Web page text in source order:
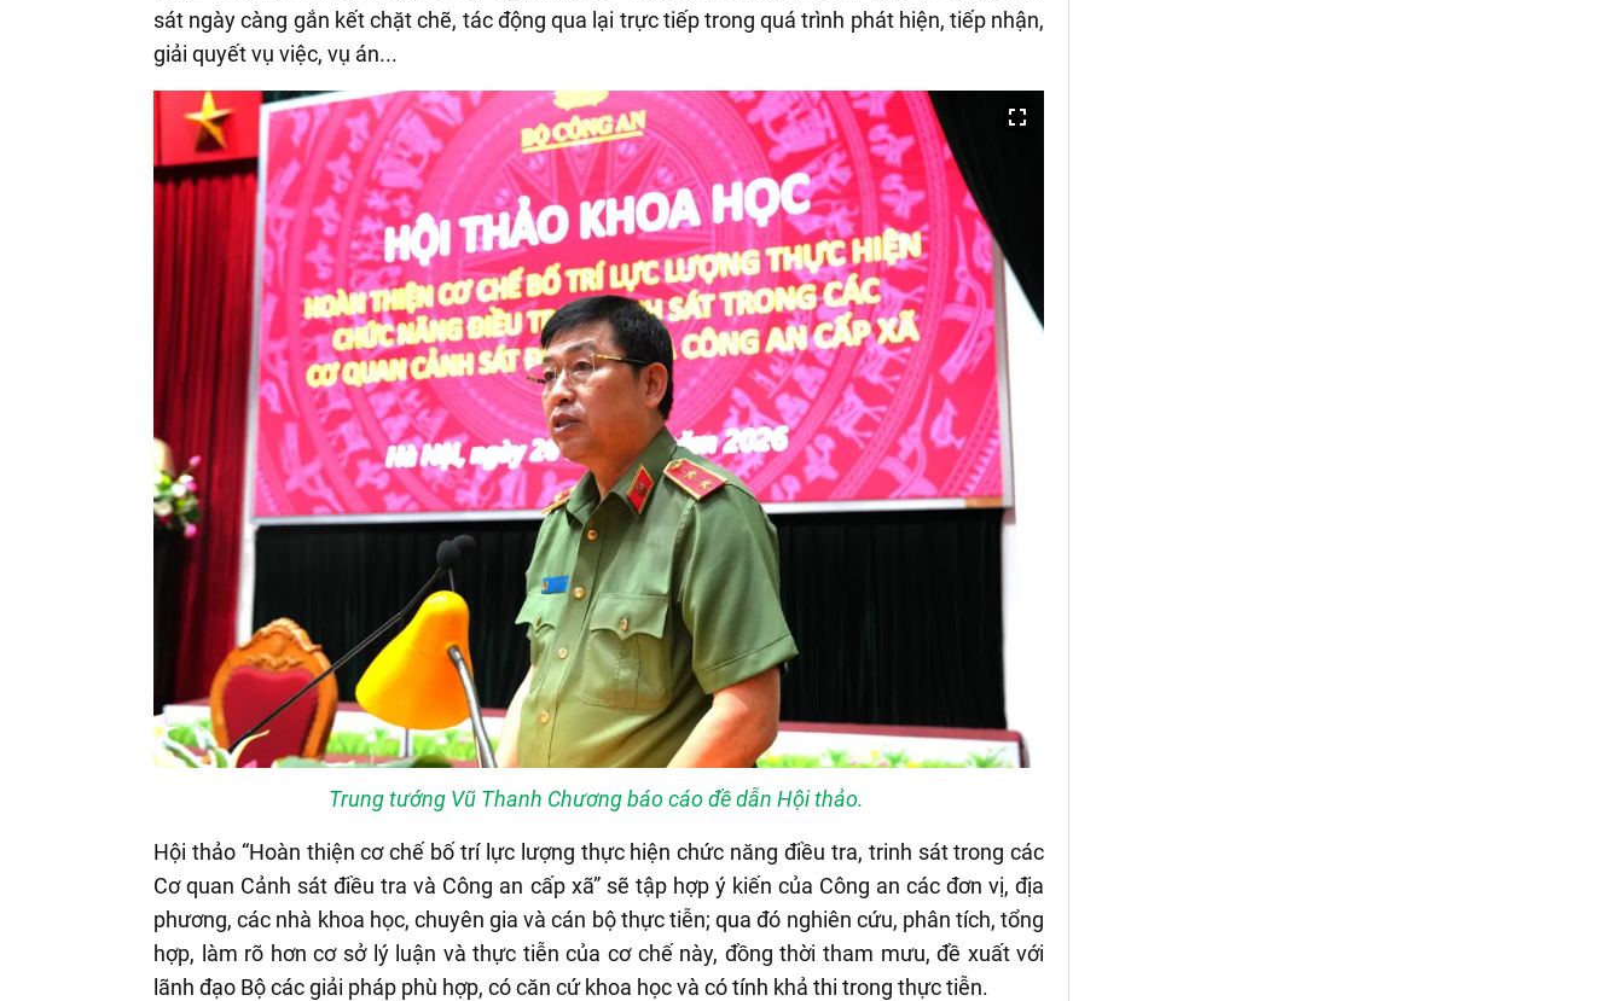
sát ngày càng gắn kết chặt chẽ, tác động qua lại trực tiếp trong quá trình phát hiện, tiếp nhận,
giải quyết vụ việc, vụ án...
Trung tướng Vũ Thanh Chương báo cáo đề dẫn Hội thảo.
Hội thảo “Hoàn thiện cơ chế bố trí lực lượng thực hiện chức năng điều tra, trinh sát trong các
Cơ quan Cảnh sát điều tra và Công an cấp xã” sẽ tập hợp ý kiến của Công an các đơn vị, địa
phương, các nhà khoa học, chuyên gia và cán bộ thực tiễn; qua đó nghiên cứu, phân tích, tổng
hợp, làm rõ hơn cơ sở lý luận và thực tiễn của cơ chế này, đồng thời tham mưu, đề xuất với
lãnh đạo Bộ các giải pháp phù hợp, có căn cứ khoa học và có tính khả thi trong thực tiễn.